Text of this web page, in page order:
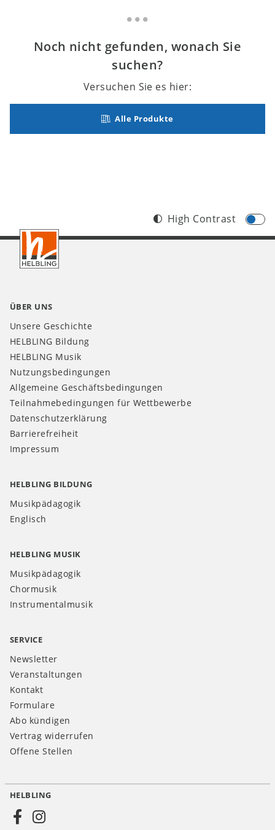
Noch nicht gefunden, wonach Sie
suchen?
Versuchen Sie es hier:
Alle Produkte
Footer
CH
High Contrast
ÜBER UNS
Unsere Geschichte
HELBLING Bildung
HELBLING Musik
Nutzungsbedingungen
Allgemeine Geschäftsbedingungen
Teilnahmebedingungen für Wettbewerbe
Datenschutzerklärung
Barrierefreiheit
Impressum
HELBLING BILDUNG
Musikpädagogik
Englisch
HELBLING MUSIK
Musikpädagogik
Chormusik
Instrumentalmusik
SERVICE
Newsletter
Veranstaltungen
Kontakt
Formulare
Abo kündigen
Vertrag widerrufen
Offene Stellen
Social
HELBLING